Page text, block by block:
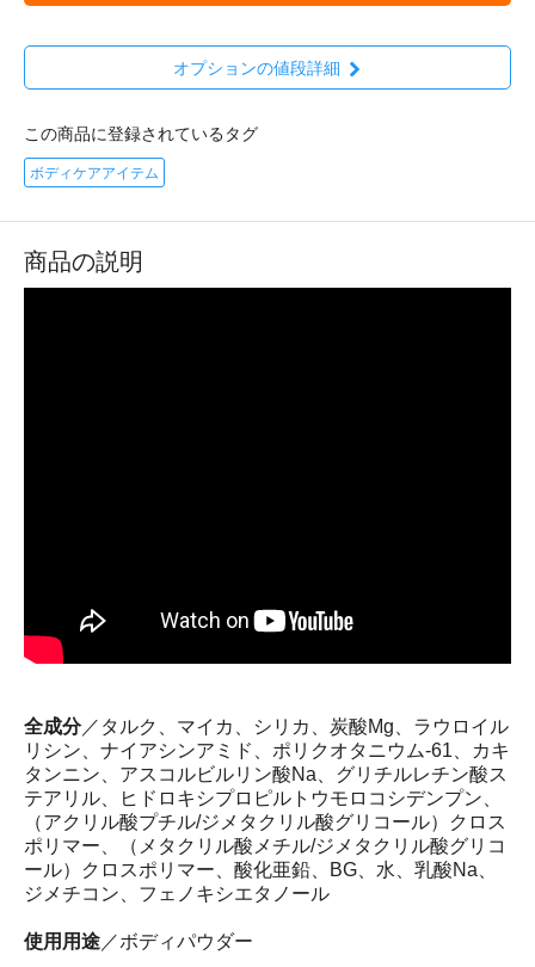
オプションの値段詳細
この商品に登録されているタグ
ボディケアアイテム
商品の説明
全成分／タルク、マイカ、シリカ、炭酸Mg、ラウロイル
リシン、ナイアシンアミド、ポリクオタニウム-61、カキ
タンニン、アスコルビルリン酸Na、グリチルレチン酸ス
テアリル、ヒドロキシプロピルトウモロコシデンプン、
（アクリル酸プチル/ジメタクリル酸グリコール）クロス
ポリマー、（メタクリル酸メチル/ジメタクリル酸グリコ
ール）クロスポリマー、酸化亜鉛、BG、水、乳酸Na、
ジメチコン、フェノキシエタノール
使用用途 ／ボディパウダー